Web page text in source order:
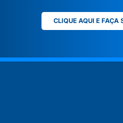
CLIQUE AQUI E FAÇA